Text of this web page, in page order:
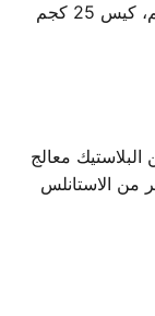
معالج
من الاستانلس